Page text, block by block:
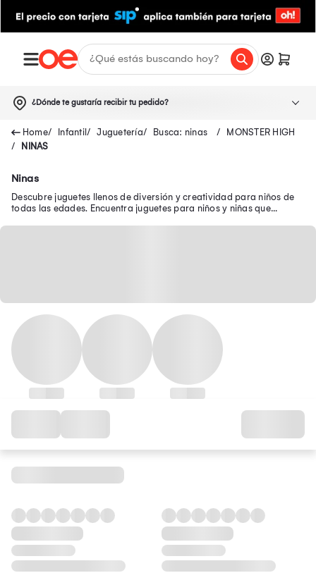
¿Dónde te gustaría recibir tu pedido?
Infantil Juguetería Busca: ninas
MONSTER HIGH
NINAS
Ninas
Descubre juguetes llenos de diversión y creatividad para niños de
todas las edades. Encuentra juguetes para niños y niñas que